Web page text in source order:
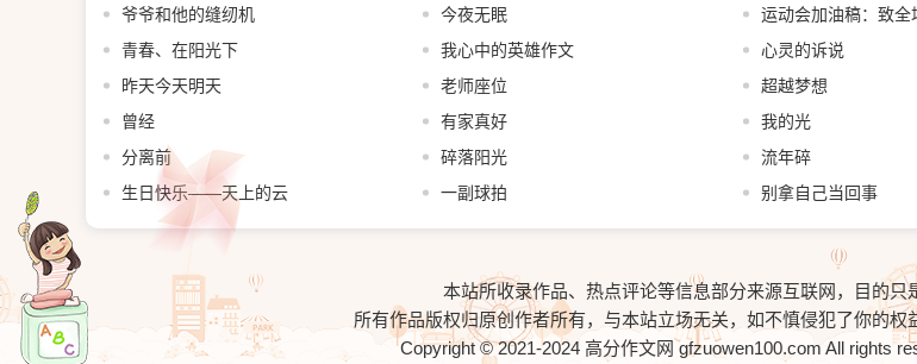
爷爷和他的缝纫机
今夜无眠
运动会加油稿：致全
青春、在阳光下
我心中的英雄作文
心灵的诉说
昨天今天明天
老师座位
超越梦想
曾经
有家真好
我的光
分离前
碎落阳光
流年碎
生日快乐——天上的云
一副球拍 别拿自己当回事
本站所收录作品、热点评论等信息部分来源互联网，目的只
所有作品版权归原创作者所有，与本站立场无关，如不慎侵犯了你的权
Copyright © 2021-2024 高分作文网 gfzuowen100.com All rights